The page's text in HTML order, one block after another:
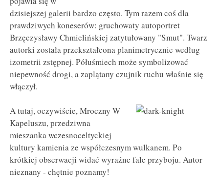
dzisiejszej galerii bardzo często. Tym razem coś dla
prawdziwych koneserów: gruchowaty autoportret
Brzęczysławy Chmielińskiej zatytułowany "Smut". Twarz
autorki została przekształcona planimetrycznie według
izometrii zstępnej. Półuśmiech może symbolizować
niepewność drogi, a zaplątany czujnik ruchu właśnie się
włączył.
A tutaj, oczywiście, Mroczny W
Kapeluszu, przedziwna
mieszanka wczesnoceltyckiej
kultury kamienia ze współczesnym wulkanem. Po
krótkiej obserwacji widać wyraźne fale przyboju. Autor
nieznany - chętnie poznamy!